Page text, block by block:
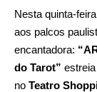
Nesta quinta-
aos palcos
encantadora:
do Tarot”
no Teatro